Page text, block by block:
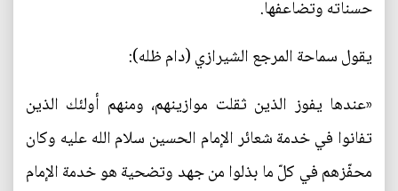
حسناته وتضاعفها.
يقول سماحة المرجع الشيرازي (دام ظله):
«عندها يفوز الذين ثقلت موازينهم، ومنهم أولئك الذين
تفانوا في خدمة شعائر الإمام الحسين سلام الله عليه وكان
محفّزهم في كلّ ما بذلوا من جهد وتضحية هو خدمة الإمام